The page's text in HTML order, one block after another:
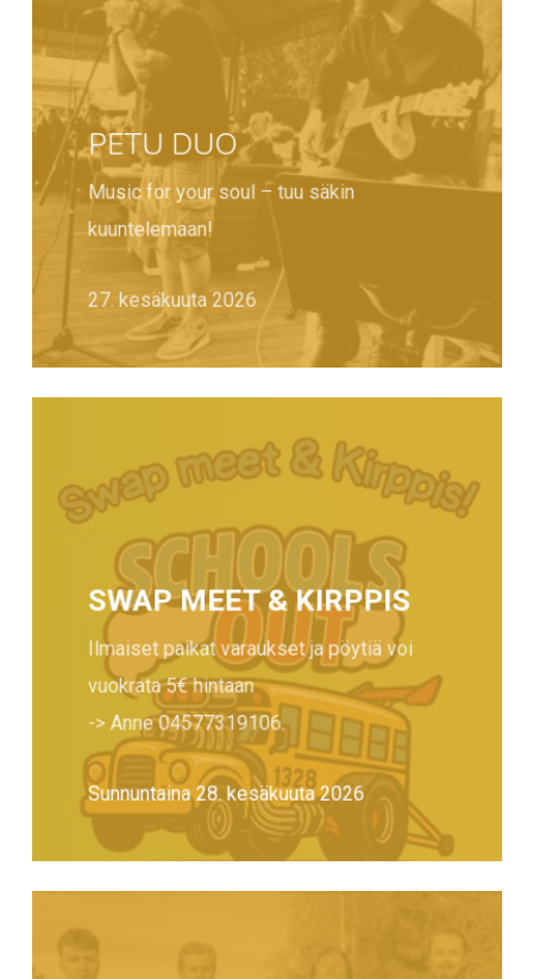
PETU DUO
Music for your soul – tuu säkin
kuuntelemaan!
27. kesäkuuta 2026
SWAP MEET & KIRPPIS
Ilmaiset paikat varaukset ja pöytiä voi
vuokrata 5€ hintaan
-> Anne04577319106.
Sunnuntaina 28. kesäkuuta 2026